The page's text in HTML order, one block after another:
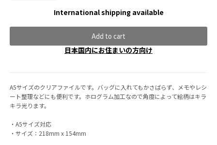
International shipping available
Add to cart
日本国内にお住まいの方向け
A5サイズのクリアファイルです。バッグに入れてもかさばらず、メモやレシ
ート整理などにも便利です。ホログラム加工なので角度によって絵柄はキラ
キラ光ります。
・A5サイズ対応
・サイズ：218mm x 154mm